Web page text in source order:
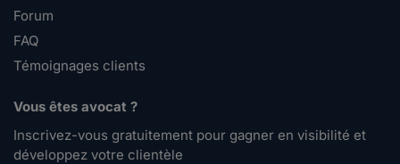
Forum
FAQ
Témoignages clients
Vous êtes avocat ?
Inscrivez-vous gratuitement pour gagner en visibilité et
développez votre clientèle